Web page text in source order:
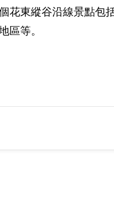
東縱谷沿線景點包
區等。